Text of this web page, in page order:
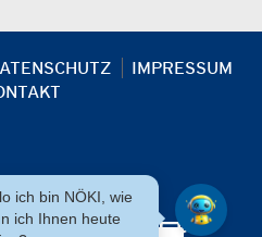
IMPRESSUM
ich bin NÖKI, wie
ich Ihnen heute